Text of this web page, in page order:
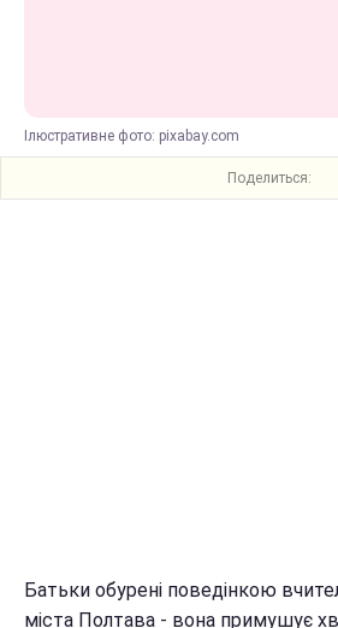
Ілюстративне фото: pixabay.com
Поделиться:
Батьки обурені поведінкою
міста Полтава - вона примушує